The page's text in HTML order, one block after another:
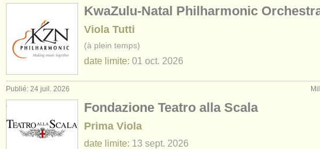
KwaZulu-Natal Philharmonic
Viola Tutti
(à plein temps)
date limite: 01 oct. 2026
Publié: 24 juil. 2026
Fondazione Teatro alla Scala
Prima Viola
date limite: 13 sept. 2026